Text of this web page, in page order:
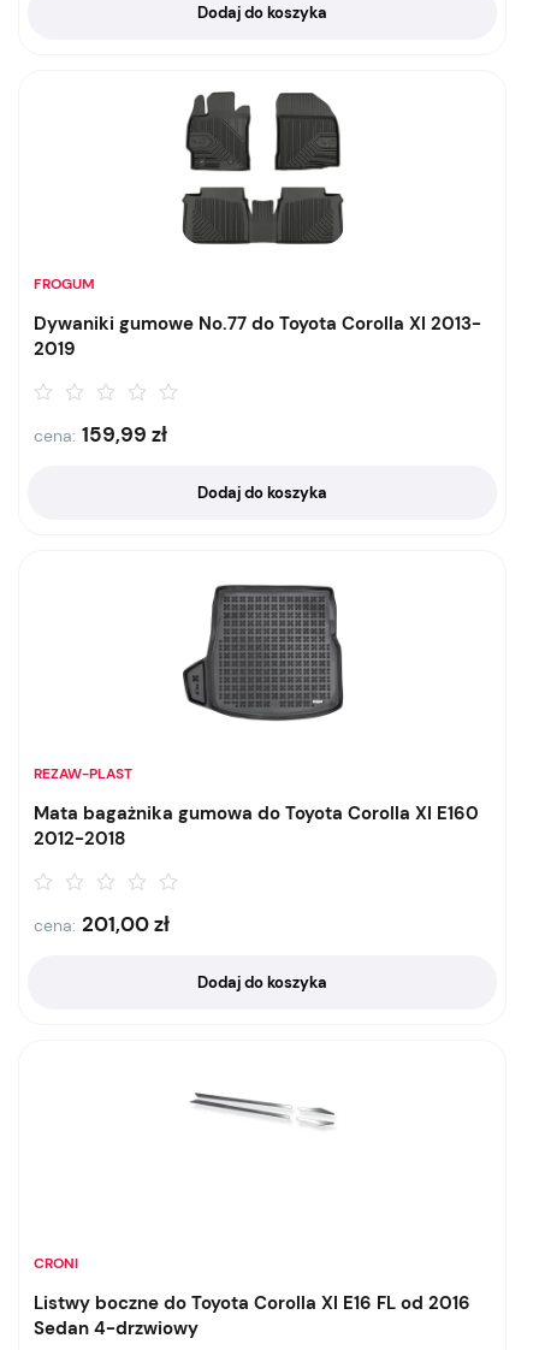
Dodaj do koszyka
FROGUM
Dywaniki gumowe No.77 do Toyota Corolla XI 2013-
2019
cena: 159,99 zł
Dodaj do koszyka
REZAW-PLAST
Mata bagażnika gumowa do Toyota Corolla XI E160
2012-2018
cena: 201,00zł
Dodaj do koszyka
CRONI
Listwy boczne do Toyota Corolla XI E16 FL od 2016
Sedan 4-drzwiowy